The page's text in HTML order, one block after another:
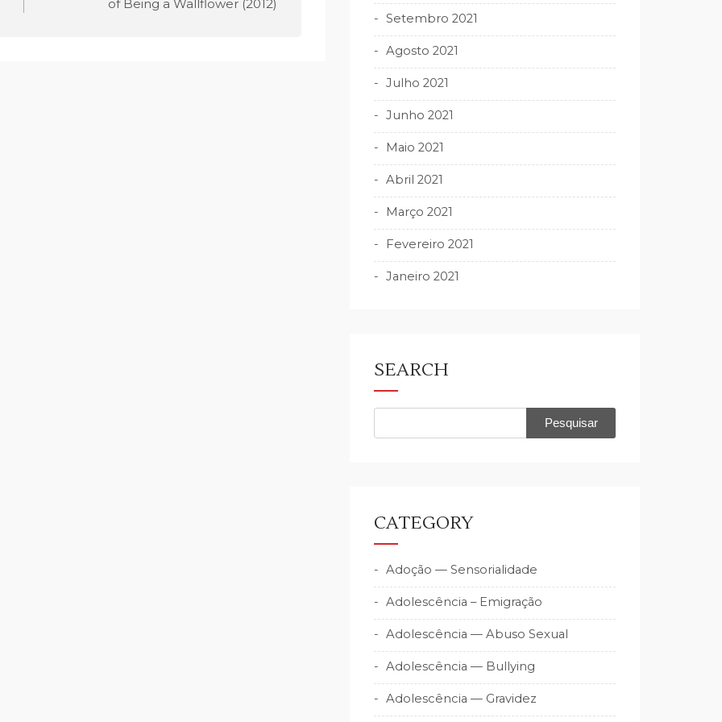
of Being a Wallflower (2012)
Setembro 2021
Agosto 2021
Julho 2021
Junho 2021
Maio 2021
Abril 2021
Março 2021
Fevereiro 2021
Janeiro 2021
SEARCH
por:
CATEGORY
Adoção — Sensorialidade
Adolescência – Emigração
Adolescência — Abuso Sexual
Adolescência — Bullying
Adolescência — Gravidez